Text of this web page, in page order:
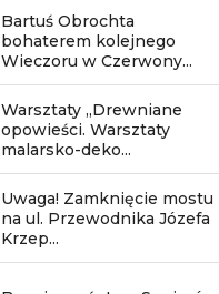
Bartuś Obrochta
bohaterem kolejnego
Wieczoru w Czerwony...
Warsztaty „Drewniane
opowieści. Warsztaty
malarsko-deko...
Uwaga! Zamknięcie mostu
na ul. Przewodnika Józefa
Krzep...